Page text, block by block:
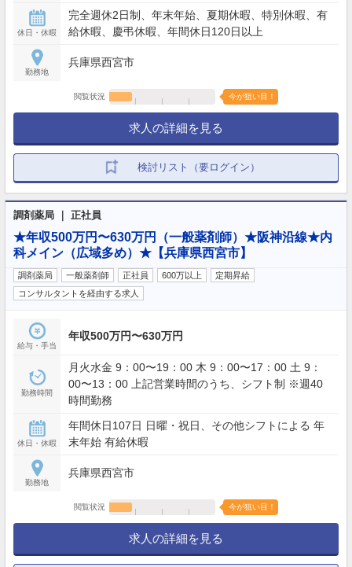
休日・休暇
完全週休2日制、年末年始、夏期休暇、特別休暇、有
給休暇、慶弔休暇、年間休日120日以上
勤務地
兵庫県西宮市
閲覧状況 今が狙い目！
求人の詳細を見る
検討リスト（要ログイン）
調剤薬局 ｜ 正社員
★年収500万円〜630万円（一般薬剤師）★阪神沿線★内
科メイン（広域多め）★【兵庫県西宮市】
調剤薬局 一般薬剤師 正社員 600万以上
定期昇給
コンサルタントを経由する求人
給与・手当
年収500万円〜630万円
勤務時間
月火水金 9：00〜19：00 木 9：00〜17：00 土 9：
00〜13：00 上記営業時間のうち、シフト制 ※週40
時間勤務
休日・休暇
年間休日107日 日曜・祝日、その他シフトによる 年
末年始 有給休暇
勤務地
兵庫県西宮市
閲覧状況 今が狙い目！
求人の詳細を見る